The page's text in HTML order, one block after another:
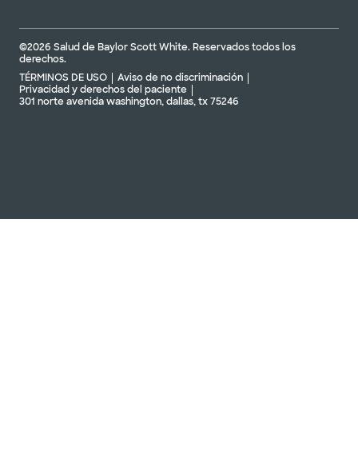
©2026 Salud de Baylor Scott White. Reservados todos los
derechos.
TÉRMINOS DE USO
Aviso de no discriminación
Privacidad y derechos del paciente
301 norte avenida washington, dallas, tx 75246